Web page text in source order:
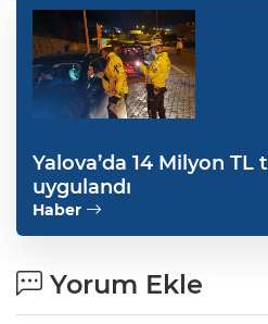
Yalova’da 14 Milyon TL
uygulandı
Haber
Yorum Ekle